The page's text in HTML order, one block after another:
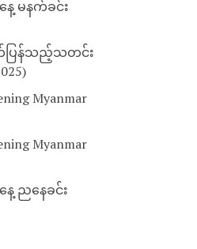
မနက်ခင်း
တ်ပြန်သည့်သတင်း
Myanmar
Myanmar
ညနေခင်း